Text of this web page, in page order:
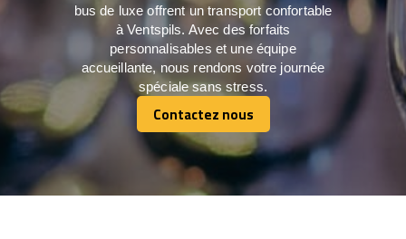
bus de luxe offrent un transport confortable
à Ventspils. Avec des forfaits
personnalisables et une équipe
accueillante, nous rendons votre journée
spéciale sans stress.
Contactez nous
Contactez nous